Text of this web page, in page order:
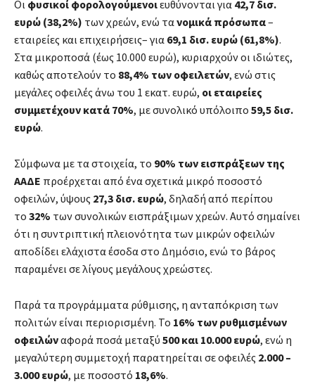
Οι φυσικοί φορολογούμενοιευθύνονται για 42,7 δισ.
ευρώ (38,2%) των χρεών, ενώ τανομικά πρόσωπα–
εταιρείες και επιχειρήσεις– για 69,1 δισ. ευρώ (61,8%).
Στα μικροποσά (έως 10.000 ευρώ), κυριαρχούν οι ιδιώτες,
καθώς αποτελούν το 88,4% των οφειλετών, ενώ στις
μεγάλες οφειλές άνω του 1 εκατ. ευρώ, οι εταιρείες
συμμετέχουν κατά 70%, με συνολικό υπόλοιπο 59,5 δισ.
ευρώ.
Σύμφωνα με τα στοιχεία, το 90% των εισπράξεων της
ΑΑΔΕ προέρχεται από ένα σχετικά μικρό ποσοστό
οφειλών, ύψους 27,3 δισ. ευρώ, δηλαδή από περίπου
το 32% των συνολικών εισπράξιμων χρεών. Αυτό σημαίνει
ότι η συντριπτική πλειονότητα των μικρών οφειλών
αποδίδει ελάχιστα έσοδα στο Δημόσιο, ενώ το βάρος
παραμένει σε λίγους μεγάλους χρεώστες.
Παρά τα προγράμματα ρύθμισης, η ανταπόκριση των
πολιτών είναι περιορισμένη. Το 16% των ρυθμισμένων
οφειλώναφορά ποσά μεταξύ 500 και 10.000 ευρώ, ενώ η
μεγαλύτερη συμμετοχή παρατηρείται σε οφειλές 2.000 –
3.000 ευρώ, με ποσοστό 18,6%.